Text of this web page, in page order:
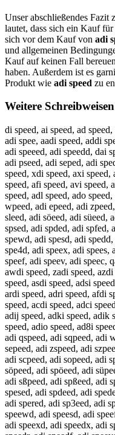
Unser abschließendes Fazit
lautet, dass sich ein Kauf
sich vor dem Kauf von adi
und allgemeinen
Kauf auf keinen Fall
haben. Außerdem ist es
Produkt wie adi speed zu
Weitere
di speed, ai speed, ad
adi spee, aadi speed, addi
adi speeed, adi speedd, dai
adi pseed, adi seped, adi
speed, xdi speed, axi speed,
speed, afi speed, avi speed,
speed, adl speed, ado
wpeed, adi epeed, adi
sleed, adi söeed, adi süeed,
spsed, adi spded, adi spfed,
spewd, adi spesd, adi
spe4d, adi speex, adi spees,
speef, adi speev, adi speec,
awdi speed, zadi speed,
speed, asdi speed, adsi
ardi speed, adri speed, afdi
speed, acdi speed, adci
adij speed, adki speed, adik
speed, adio speed, ad8i
adi qspeed, adi sqpeed, adi
sepeed, adi zspeed, adi
adi scpeed, adi sopeed, adi
söpeed, adi spöeed, adi
adi sßpeed, adi spßeed, adi
spesed, adi spdeed, adi
adi spered, adi sp3eed, adi
speewd, adi speesd, adi
adi speexd, adi speedx, adi